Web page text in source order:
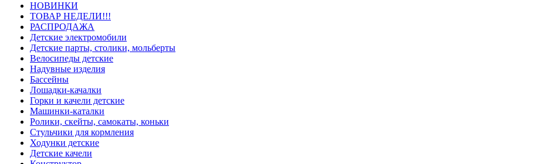
НОВИНКИ
ТОВАР НЕДЕЛИ!!!
РАСПРОДАЖА
Детские электромобили
Детские парты, столики, мольберты
Велосипеды детские
Надувные изделия
Бассейны
Лошадки-качалки
Горки и качели детские
Машинки-каталки
Ролики, скейты, самокаты, коньки
Стульчики для кормления
Ходунки детские
Детские качели